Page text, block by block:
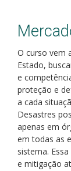
Resultados
Como
Calendário
O curso vem
Estado,
e
proteção e
a cada
Desastres
apenas em
em todas as
sistema.
e mitigação